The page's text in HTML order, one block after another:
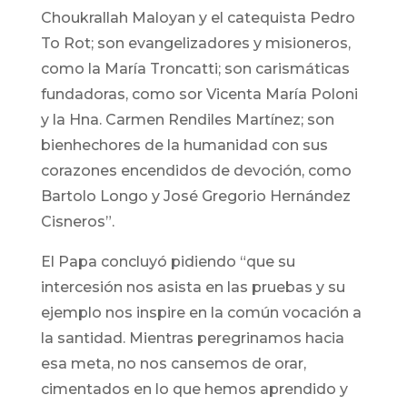
Choukrallah Maloyan y el catequista Pedro
To Rot; son evangelizadores y misioneros,
como la María Troncatti; son carismáticas
fundadoras, como sor Vicenta María Poloni
y la Hna. Carmen Rendiles Martínez; son
bienhechores de la humanidad con sus
corazones encendidos de devoción, como
Bartolo Longo y José Gregorio Hernández
Cisneros”.
El Papa concluyó pidiendo “que su
intercesión nos asista en las pruebas y su
ejemplo nos inspire en la común vocación a
la santidad. Mientras peregrinamos hacia
esa meta, no nos cansemos de orar,
cimentados en lo que hemos aprendido y